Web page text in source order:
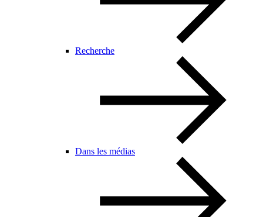
Recherche
Dans les médias